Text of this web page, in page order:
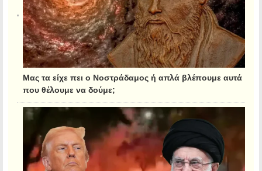
Μας τα είχε πει ο Νοστράδαμος ή απλά βλέπουμε αυτά
που θέλουμε να δούμε;